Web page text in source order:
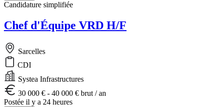
Candidature simplifiée
Chef d'Équipe VRD H/F
Sarcelles
CDI
Systea Infrastructures
30 000 € - 40 000 € brut / an
Postée il y a 24 heures